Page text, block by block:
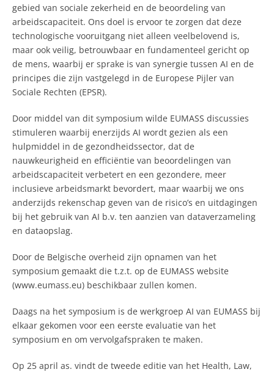
gebied van sociale zekerheid en de beoordeling van
arbeidscapaciteit. Ons doel is ervoor te zorgen dat deze
technologische vooruitgang niet alleen veelbelovend is,
maar ook veilig, betrouwbaar en fundamenteel gericht op
de mens, waarbij er sprake is van synergie tussen AI en de
principes die zijn vastgelegd in de Europese Pijler van
Sociale Rechten (EPSR).
Door middel van dit symposium wilde EUMASS discussies
stimuleren waarbij enerzijds AI wordt gezien als een
hulpmiddel in de gezondheidssector, dat de
nauwkeurigheid en efficiëntie van beoordelingen van
arbeidscapaciteit verbetert en een gezondere, meer
inclusieve arbeidsmarkt bevordert, maar waarbij we ons
anderzijds rekenschap geven van de risico’s en uitdagingen
bij het gebruik van AI b.v. ten aanzien van dataverzameling
en dataopslag.
Door de Belgische overheid zijn opnamen van het
symposium gemaakt die t.z.t. op de EUMASS website
(www.eumass.eu) beschikbaar zullen komen.
Daags na het symposium is de werkgroep AI van EUMASS bij
elkaar gekomen voor een eerste evaluatie van het
symposium en om vervolgafspraken te maken.
Op 25 april as. vindt de tweede editie van het Health, Law,